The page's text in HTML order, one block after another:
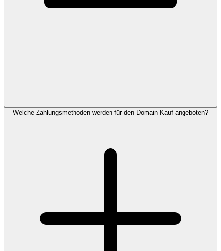
Welche Zahlungsmethoden werden für den Domain Kauf angeboten?